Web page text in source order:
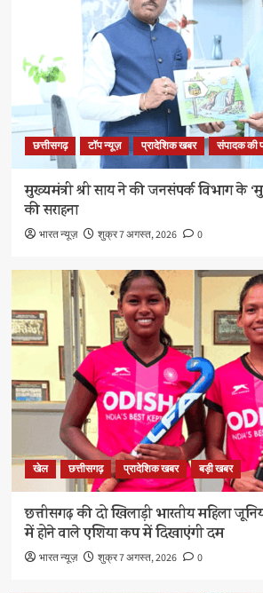
छत्तीसगढ़ टॉप न्यूज़ प्रादेशिक खबर संपादक की
मुख्यमंत्री श्री साय ने की जनसंपर्क विभाग के
की सराहना
भारत न्यूज़ शुक्र 7 अगस्त, 2026 0
खेल छत्तीसगढ़ प्रादेशिक खबर बड़ी खबर
छत्तीसगढ़ की दो खिलाड़ी भारतीय महिला
में होने वाले एशिया कप में दिखाएंगी दम
भारत न्यूज़ शुक्र 7 अगस्त, 2026 0